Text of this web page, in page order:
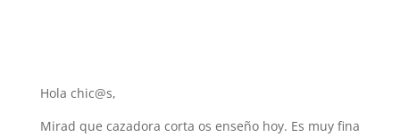
Hola chic@s,
Mirad que cazadora corta os enseño hoy. Es muy fina